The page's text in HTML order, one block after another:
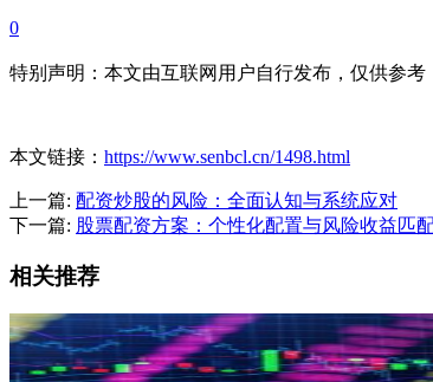
0
特别声明：本文由互联网用户自行发布，仅供参
本文链接： https://www.senbcl.cn/1498.html
上一篇: 配资炒股的风险：全面认知与系统应对
下一篇: 股票配资方案：个性化配置与风险收益匹
相关推荐